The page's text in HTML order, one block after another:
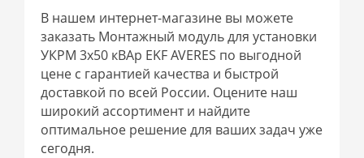
В нашем интернет-магазине вы можете
заказать Монтажный модуль для установки
УКРМ 3х50 кВАр EKF AVERES по выгодной
цене с гарантией качества и быстрой
доставкой по всей России. Оцените наш
широкий ассортимент и найдите
оптимальное решение для ваших задач уже
сегодня.